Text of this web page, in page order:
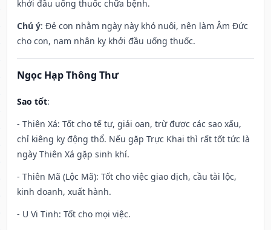
khởi đầu uống thuốc chữa bệnh.
Chú ý: Đẻ con nhằm ngày này khó nuôi, nên làm Âm Đức
cho con, nam nhân kỵ khởi đầu uống thuốc.
Ngọc Hạp Thông Thư
Sao tốt:
- Thiên Xá: Tốt cho tế tự, giải oan, trừ được các sao xấu,
chỉ kiêng kỵ động thổ. Nếu gặp Trực Khai thì rất tốt tức là
ngày Thiên Xá gặp sinh khí.
- Thiên Mã (Lộc Mã): Tốt cho việc giao dịch, cầu tài lộc,
kinh doanh, xuất hành.
- U Vi Tinh: Tốt cho mọi việc.